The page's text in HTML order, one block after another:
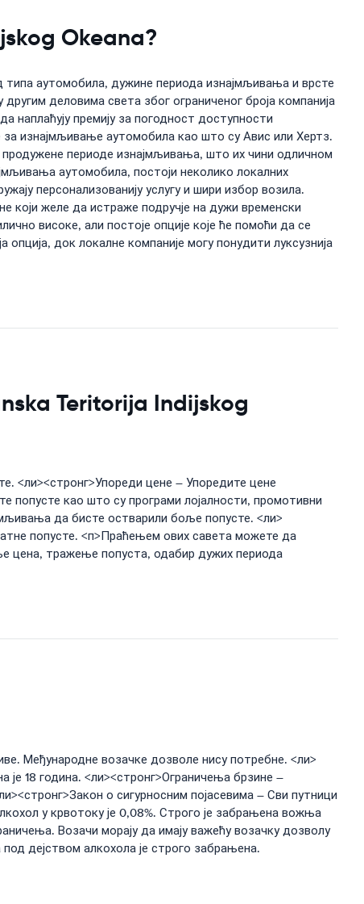
Okeana?
типа аутомобила, дужине периода изнајмљивања и врсте
деловима света због ограниченог броја компанија
наплаћују премију за погодност доступности
за изнајмљивање аутомобила као што су Авис или Хертз.
периоде изнајмљивања, што их чини одличном
аутомобила, постоји неколико локалних
персонализованију услугу и шири избор возила.
који желе да истраже подручје на дужи временски
високе, али постоје опције које ће помоћи да се
док локалне компаније могу понудити луксузнија
Teritorija Indijskog
<ли><стронг>Упореди цене – Упоредите цене
попусте као што су програми лојалности, промотивни
да бисте остварили боље попусте. <ли>
попусте. <п>Праћењем ових савета можете да
цена, тражење попуста, одабир дужих периода
Међународне возачке дозволе нису потребне. <ли>
18 година. <ли><стронг>Ограничења брзине –
о сигурносним појасевима – Сви путници
у крвотоку је 0,08%. Строго је забрањена вожња
Возачи морају да имају важећу возачку дозволу
дејством алкохола је строго забрањена.